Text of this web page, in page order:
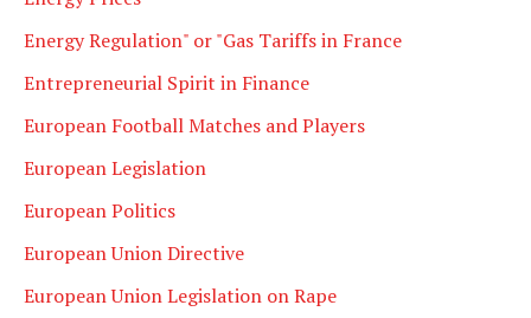
Energy Regulation" or "Gas Tariffs in France
Entrepreneurial Spirit in Finance
European Football Matches and Players
European Legislation
European Politics
European Union Directive
European Union Legislation on Rape